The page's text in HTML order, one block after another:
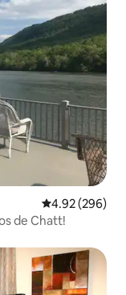
Calificación
4.92 (296)
de Chatt!